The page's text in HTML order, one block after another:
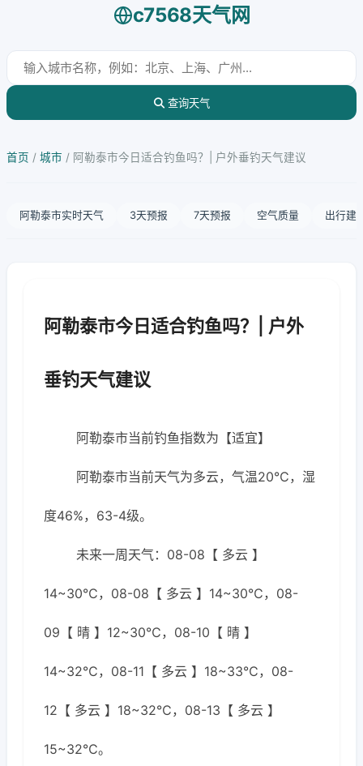
c7568天气网
查询天气
首页 / 城市 / 阿勒泰市今日适合钓鱼吗？| 户外垂钓天气建议
阿勒泰市实时天气 3天预报 7天预报 空气质量 出行建
阿勒泰市今日适合钓鱼吗？| 户外
垂钓天气建议
阿勒泰市当前钓鱼指数为【适宜】
阿勒泰市当前天气为多云，气温20℃，湿
度46%，63-4级。
未来一周天气：08-08【 多云 】
14~30℃，08-08【 多云 】14~30℃，08-
09【 晴 】12~30℃，08-10【 晴 】
14~32℃，08-11【 多云 】18~33℃，08-
12【 多云 】18~32℃，08-13【 多云 】
15~32℃。